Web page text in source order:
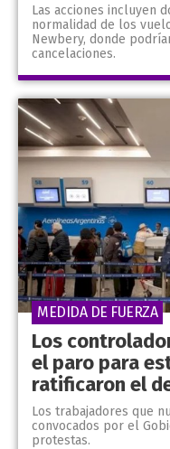
Las acciones incluyen
normalidad de los
Newbery, donde
cancelaciones.
Los
el paro para
ratificaron el
Los trabajadores que
convocados por el
protestas.
MEDIDA DE FUERZA